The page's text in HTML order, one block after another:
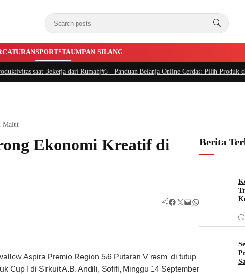
SPORTSTAUMPAN SILANG
saat Bekerja dari Rumah|#3 -Panduan Belanja Online Cerdas: Pilih Produk dengan
Malut
Ekonomi Kreatif di
Facebook Twitter Mail WhatsApp
Aspira Premio Region 5/6 Putaran V resmi di tutup
Cup I di Sirkuit A.B. Andili, Sofifi, Minggu 14 September
Berita